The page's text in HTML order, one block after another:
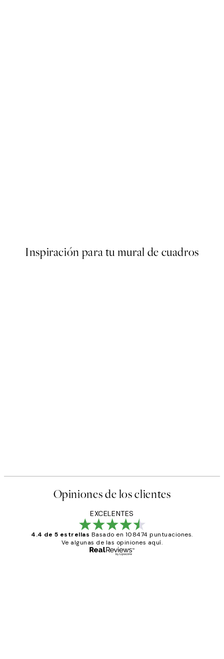
Inspiración para tu mural de cuadros
Opiniones de los clientes
EXCELENTES
4.4 de 5 estrellas Basado en 108474 puntuaciones.
Ve algunas de las opiniones aquí.